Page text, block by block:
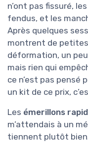
n’ont pas fissuré,
fendus, et les
Après quelques
montrent de petites
déformation, un
mais rien qui
ce n’est pas pensé
un kit de ce prix,
Les émerillons
m’attendais à un
tiennent plutôt